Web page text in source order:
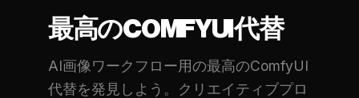
最高のCOMFYUI代替
AI画像ワークフロー用の最高のComfyUI
代替を発見しよう。クリエイティブプロ